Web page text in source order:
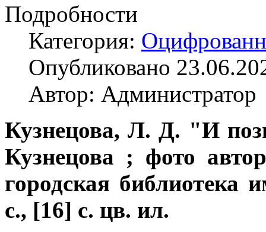
Подробности
Категория:
Опубликовано
Автор: Администратор
Кузнецова, Л. Д. "И
Кузнецова ; фото
городская
с., [16] с. цв. ил.